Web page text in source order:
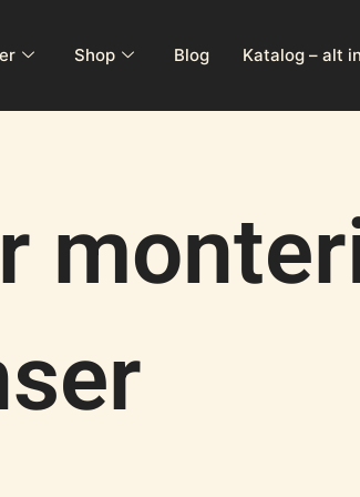
Shop Blog Katalog – alt